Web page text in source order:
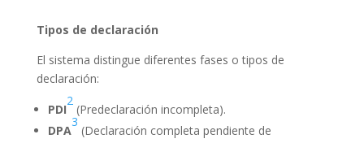
Tipos de declaración
El sistema distingue diferentes fases o tipos de
declaración:
PDI
2
(Predeclaración incompleta).
DPA
3
(Declaración completa pendiente de